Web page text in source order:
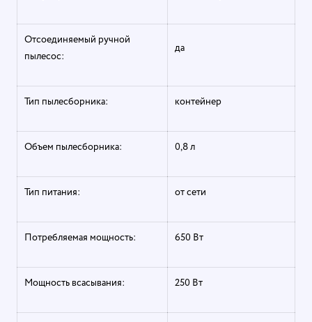
Отсоединяемый ручной
пылесос:
да
Тип пылесборника: контейнер
Объем пылесборника: 0,8 л
Тип питания: от сети
Потребляемая мощность: 650 Вт
Мощность всасывания: 250 Вт